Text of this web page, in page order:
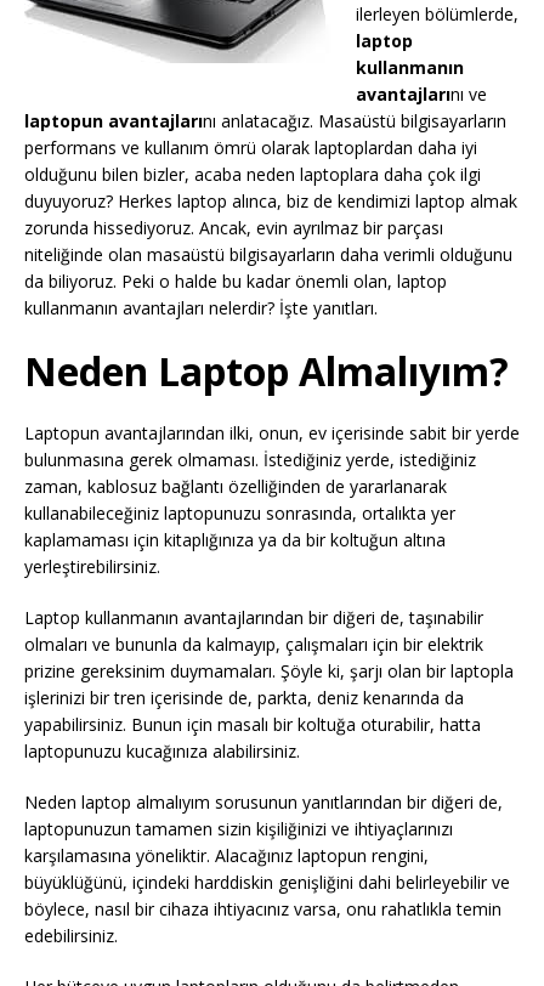
ilerleyen bölümlerde,
laptop
kullanmanın
avantajlarını ve
laptopun avantajlarını anlatacağız. Masaüstü bilgisayarların
performans ve kullanım ömrü olarak laptoplardan daha iyi
olduğunu bilen bizler, acaba neden laptoplara daha çok ilgi
duyuyoruz? Herkes laptop alınca, biz de kendimizi laptop almak
zorunda hissediyoruz. Ancak, evin ayrılmaz bir parçası
niteliğinde olan masaüstü bilgisayarların daha verimli olduğunu
da biliyoruz. Peki o halde bu kadar önemli olan, laptop
kullanmanın avantajları nelerdir? İşte yanıtları.
Neden Laptop Almalıyım?
Laptopun avantajlarından ilki, onun, ev içerisinde sabit bir yerde
bulunmasına gerek olmaması. İstediğiniz yerde, istediğiniz
zaman, kablosuz bağlantı özelliğinden de yararlanarak
kullanabileceğiniz laptopunuzu sonrasında, ortalıkta yer
kaplamaması için kitaplığınıza ya da bir koltuğun altına
yerleştirebilirsiniz.
Laptop kullanmanın avantajlarından bir diğeri de, taşınabilir
olmaları ve bununla da kalmayıp, çalışmaları için bir elektrik
prizine gereksinim duymamaları. Şöyle ki, şarjı olan bir laptopla
işlerinizi bir tren içerisinde de, parkta, deniz kenarında da
yapabilirsiniz. Bunun için masalı bir koltuğa oturabilir, hatta
laptopunuzu kucağınıza alabilirsiniz.
Neden laptop almalıyım sorusunun yanıtlarından bir diğeri de,
laptopunuzun tamamen sizin kişiliğinizi ve ihtiyaçlarınızı
karşılamasına yöneliktir. Alacağınız laptopun rengini,
büyüklüğünü, içindeki harddiskin genişliğini dahi belirleyebilir ve
böylece, nasıl bir cihaza ihtiyacınız varsa, onu rahatlıkla temin
edebilirsiniz.